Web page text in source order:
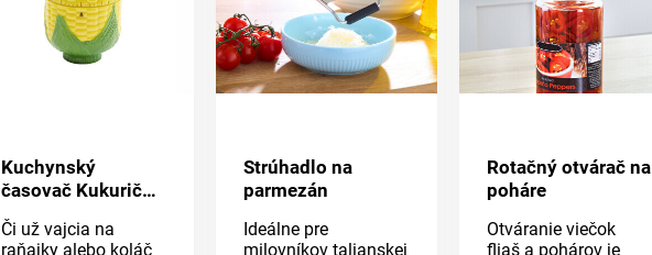
Kuchynský
časovač Kukuričný
klas
Či už vajcia na
raňajky alebo koláč
Strúhadlo na
parmezán
Ideálne pre
milovníkov talianskej
Rotačný otvárač na
poháre
Otváranie viečok
fliaš a pohárov je